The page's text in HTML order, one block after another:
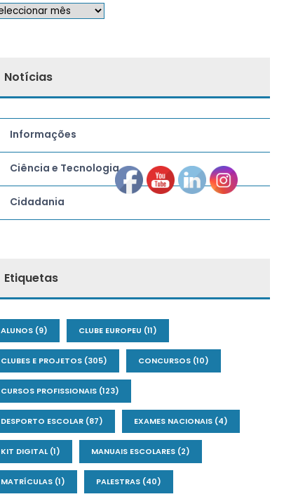
Notícias
Informações
Ciência e Tecnologia
Cidadania
Etiquetas
ALUNOS(9) CLUBE EUROPEU (11)
CLUBES E PROJETOS(305) CONCURSOS(10)
CURSOS PROFISSIONAIS(123)
DESPORTO ESCOLAR(87) EXAMES NACIONAIS(4)
KIT DIGITAL(1) MANUAIS ESCOLARES(2)
MATRÍCULAS(1) PALESTRAS(40)